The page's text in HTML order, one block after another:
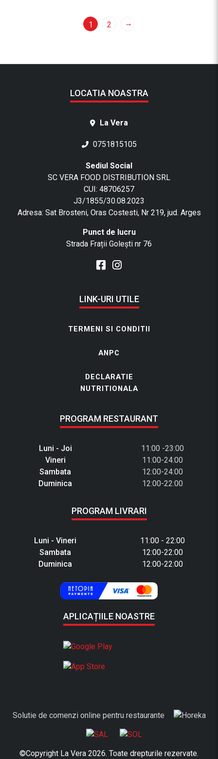
1 2 →
LOCATIA NOASTRA
La Vera
0751815105
Sediul Social
SC VERA FOOD DISTRIBUTION SRL
CUI: 48706257
J3/1855/30.08.2023
Adresa: Sat Brosteni, Oras Costesti, Nr 219, jud. Arges
Punct de lucru
Strada Frații Golești nr 76
LINK-URI UTILE
TERMENI SI CONDITII
ANPC
DECLARATIE
NUTRITIONALA
PROGRAM RESTAURANT
Luni - Joi
11:00 -23:00
Vineri
11:00-24:00
Sambata
12:00-24:00
Duminica
12:00-22:00
PROGRAM LIVRARI
Luni - Vineri
11:00 - 22:00
Sambata
12:00-22:00
Duminica
12:00-22:00
APLICAȚIILE NOASTRE
Solutie de comenzi online pentru restaurante
©Copyright La Vera 2026. Toate drepturile rezervate.